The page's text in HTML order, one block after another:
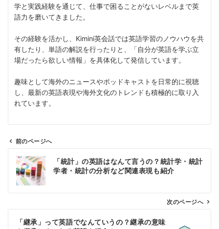
学と実践経験を通じて、仕事で困ることがないレベルまで英
語力を磨いてきました。
その経験を活かし、Kimini英会話では英語学習のノウハウを共
有したり、単語の解説を行ったりと、「自分が英語を学ぶ立
場だったら欲しい情報」を具体化して発信しています。
趣味として海外のニュースやポッドキャストを日常的に視聴
し、最新の英語表現や海外文化のトレンドも積極的に取り入
れています。
前のページへ
「統計」の英語はなんて言うの？統計学・統計
学者・統計の分析など関連表現も紹介
次のページへ
「継承」って英語でなんていうの？継承の意味